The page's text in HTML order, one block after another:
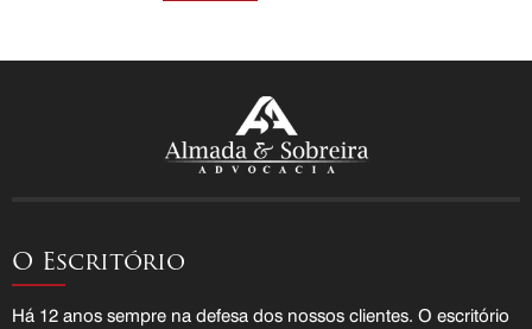
O Escritório
Há 12 anos sempre na defesa dos nossos clientes. O escritório